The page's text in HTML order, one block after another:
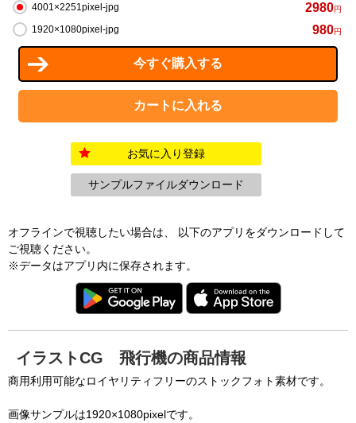
4001×2251pixel-jpg 2980円
1920×1080pixel-jpg 980円
お気に入り登録
サンプルファイルダウンロード
オフラインで視聴したい場合は、 以下のアプリをダウンロードして
ご視聴ください。
※データはアプリ内に保存されます。
イラストCG 飛行機の商品情報
商用利用可能なロイヤリティフリーのストックフォト素材です。
画像サンプルは1920×1080pixelです。